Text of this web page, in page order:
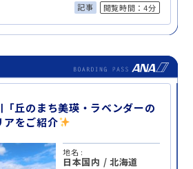
記事 閲覧時間：4分
丘のまち美瑛・ラベンダーの
アをご紹介
地名 :
日本国内 /北海道